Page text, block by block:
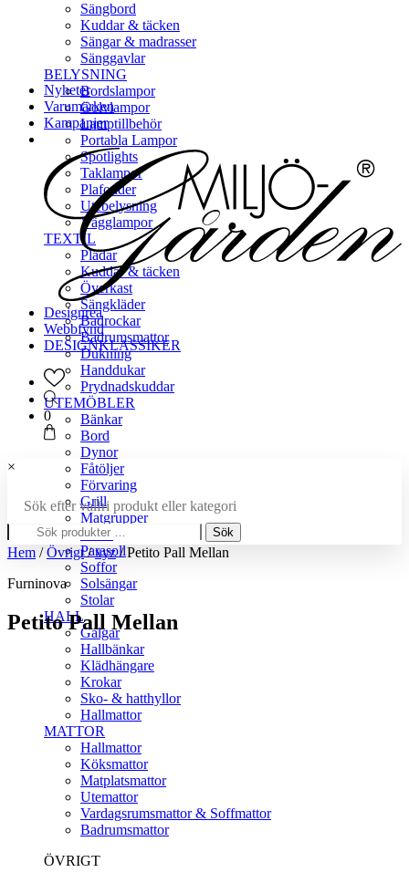
Sängbord
Kuddar & täcken
Sängar & madrasser
Sänggavlar
BELYSNING
Bordslampor
Golvlampor
Lamptillbehör
Portabla Lampor
Spotlights
Taklampor
Plafonder
Utebelysning
Vägglampor
TEXTIL
Plädar
Kuddar & täcken
Överkast
Sängkläder
Badrockar
Badrumsmattor
Dukning
Handdukar
Prydnadskuddar
UTEMÖBLER
Bänkar
Bord
Dynor
Fåtöljer
Förvaring
Grill
Matgrupper
Pallar
Parasoll
Soffor
Solsängar
Stolar
HALL
Galgar
Hallbänkar
Klädhängare
Krokar
Sko- & hatthyllor
Hallmattor
MATTOR
Hallmattor
Köksmattor
Matplatsmattor
Utemattor
Vardagsrumsmattor & Soffmattor
Badrumsmattor
ÖVRIGT
Nyheter
Varumärken
Kampanjer
Designrea
Webbfynd
DESIGNKLASSIKER
0
×
Sök efter valfri produkt eller kategori
Sök
efter:
Sök
Hem /Övrigt/xyz/ Petito Pall Mellan
Furninova
Petito Pall Mellan
PRODUKTBESKRIVNING
Petito pall har avtagbar klädsel och ben i svart krom.
Matchar perfekt med de andra sofforna och fåtöljerna i
Petito-serien. Sits i kallskum med fjädertopp. Här visas
pallen i tyg Tristan som består av 60% bomull och 40%
linne. Fåtöljen finns i flera utföranden. Kontakta säljare